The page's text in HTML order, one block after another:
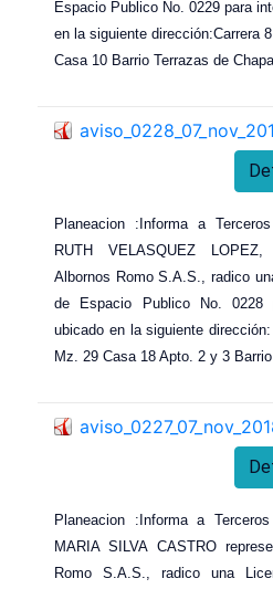
Espacio Publico No. 0229 para
en la siguiente dirección:Carrera
Casa 10 Barrio Terrazas de Chapal.
Planeacion :Informa a
RUTH VELASQUEZ
Albornos Romo S.A.S., radico
de Espacio Publico No. 0228
ubicado en la siguiente
Mz. 29 Casa 18 Apto. 2 y 3 Barrio
Planeacion :Informa a
MARIA SILVA CASTRO
Romo S.A.S., radico una